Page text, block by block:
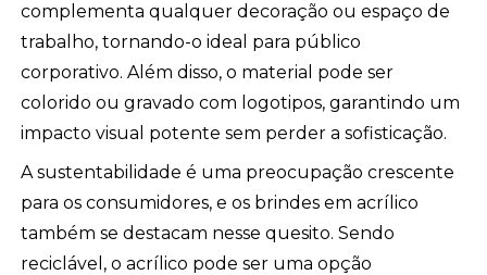
complementa qualquer decoração ou espaço de
trabalho, tornando-o ideal para público
corporativo. Além disso, o material pode ser
colorido ou gravado com logotipos, garantindo um
impacto visual potente sem perder a sofisticação.
A sustentabilidade é uma preocupação crescente
para os consumidores, e os brindes em acrílico
também se destacam nesse quesito. Sendo
reciclável, o acrílico pode ser uma opção